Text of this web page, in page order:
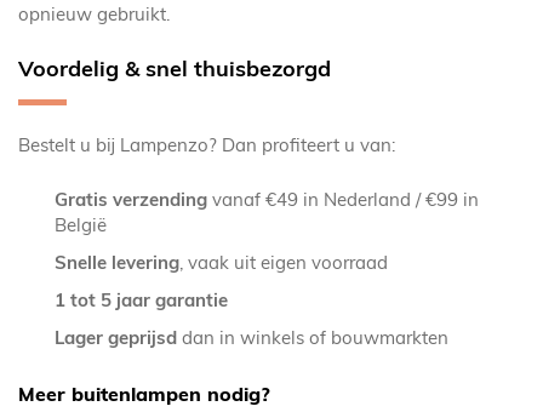
opnieuw gebruikt.
Voordelig & snel thuisbezorgd
Bestelt u bij Lampenzo? Dan profiteert u van:
Gratis verzending vanaf €49 in Nederland / €99 in
België
Snelle levering, vaak uit eigen voorraad
1 tot 5 jaar garantie
Lager geprijsd dan in winkels of bouwmarkten
Meer buitenlampen nodig?